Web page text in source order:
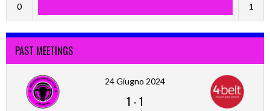
0 1
PAST MEETINGS
24 Giugno 2024
1 -1